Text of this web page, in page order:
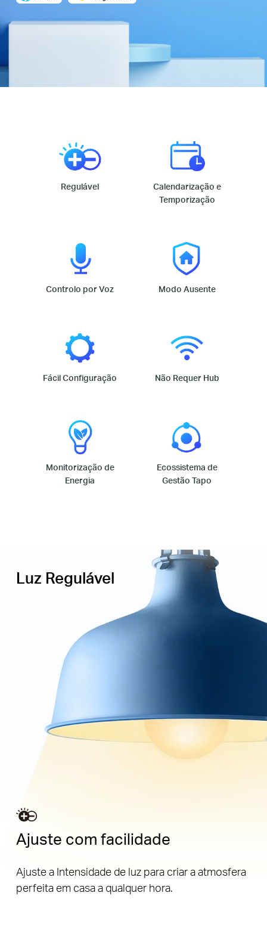
Regulável
Calendarização e
Temporização
Controlo por Voz Modo Ausente
Fácil Configuração Não Requer Hub
Monitorização de
Energia
Ecossistema de
Gestão Tapo
Luz Regulável
Ajuste com facilidade
Ajuste a Intensidade de luz para criar a atmosfera
perfeita em casa a qualquer hora.